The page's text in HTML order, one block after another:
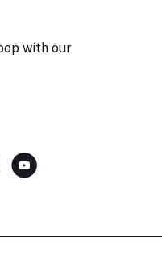
with our